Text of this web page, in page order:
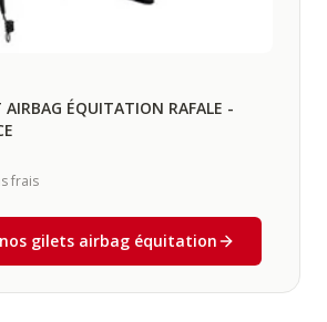
AIRBAG ÉQUITATION RAFALE -
frais
gilets airbag équitation